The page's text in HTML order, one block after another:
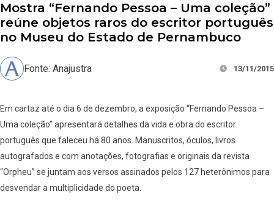
Mostra “Fernando Pessoa – Uma coleção”
reúne objetos raros do escritor português
no Museu do Estado de Pernambuco
Fonte: Anajustra 13/11/2015
Em cartaz até o dia 6 de dezembro, a exposição “Fernando Pessoa –
Uma coleção” apresentará detalhes da vida e obra do escritor
português que faleceu há 80 anos. Manuscritos, óculos, livros
autografados e com anotações, fotografias e originais da revista
“Orpheu” se juntam aos versos assinados pelos 127 heterônimos para
desvendar a multiplicidade do poeta.